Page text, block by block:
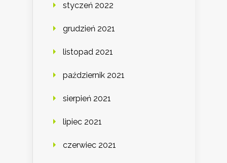
styczeń 2022
grudzień 2021
listopad 2021
październik 2021
sierpień 2021
lipiec 2021
czerwiec 2021